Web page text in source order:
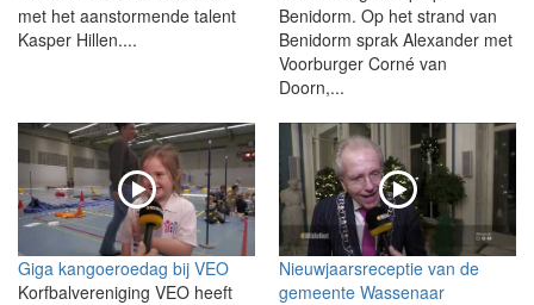
met het aanstormende talent
Kasper Hillen....
Benidorm. Op het strand van
Benidorm sprak Alexander met
Voorburger Corné van
Doorn,...
Giga kangoeroedag bij VEO
Korfbalvereniging VEO heeft
Nieuwjaarsreceptie van de
gemeente Wassenaar